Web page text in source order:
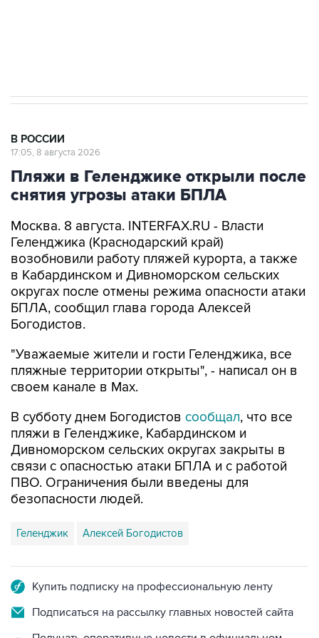
В РОССИИ
17:05, 8 августа 2026
Пляжи в Геленджике открыли после
снятия угрозы атаки БПЛА
Москва. 8 августа. INTERFAX.RU - Власти
Геленджика (Краснодарский край)
возобновили работу пляжей курорта, а также
в Кабардинском и Дивноморском сельских
округах после отмены режима опасности атаки
БПЛА, сообщил глава города Алексей
Богодистов.
"Уважаемые жители и гости Геленджика, все
пляжные территории открыты", - написал он в
своем канале в Max.
В субботу днем Богодистов сообщал, что все
пляжи в Геленджике, Кабардинском и
Дивноморском сельских округах закрыты в
связи с опасностью атаки БПЛА и с работой
ПВО. Ограничения были введены для
безопасности людей.
Геленджик Алексей Богодистов
Купить подписку на профессиональную ленту
Подписаться на рассылку главных новостей сайта